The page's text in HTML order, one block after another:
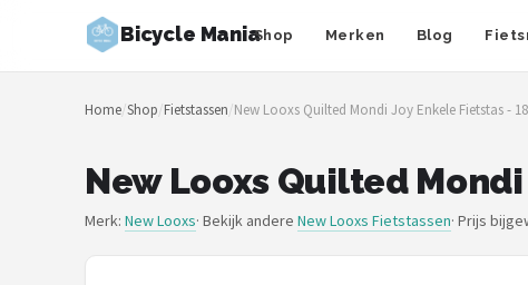
Bicycle ManiaShop Merken Blog
Zoeken
NAVIGATIE
Merken
Home/Shop/Fietstassen/New Looxs Quilted Mondi Joy Enkele Fietstas -
New Looxs Quilted
Merk: New Looxs· Bekijk andere New Looxs Fietstassen· Prijs